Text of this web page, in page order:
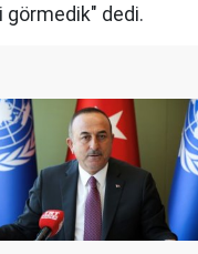
görmedik" dedi.